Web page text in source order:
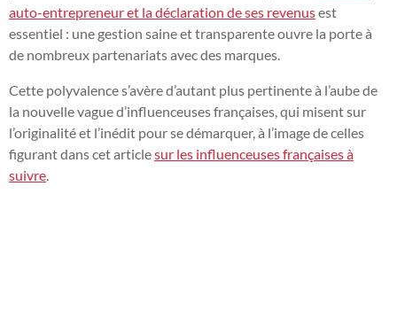
auto-entrepreneur et la déclaration de ses revenusest
essentiel : une gestion saine et transparente ouvre la porte à
de nombreux partenariats avec des marques.
Cette polyvalence s’avère d’autant plus pertinente à l’aube de
la nouvelle vague d’influenceuses françaises, qui misent sur
l’originalité et l’inédit pour se démarquer, à l’image de celles
figurant dans cet articlesur les influenceuses françaises à
suivre